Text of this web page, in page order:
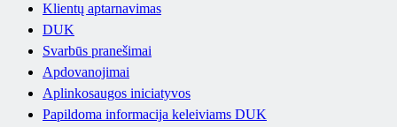
Klientų aptarnavimas
DUK
Svarbūs pranešimai
Apdovanojimai
Aplinkosaugos iniciatyvos
Papildoma informacija keleiviams DUK